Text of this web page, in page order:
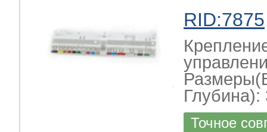
RID:7875
Глубина):
Точное